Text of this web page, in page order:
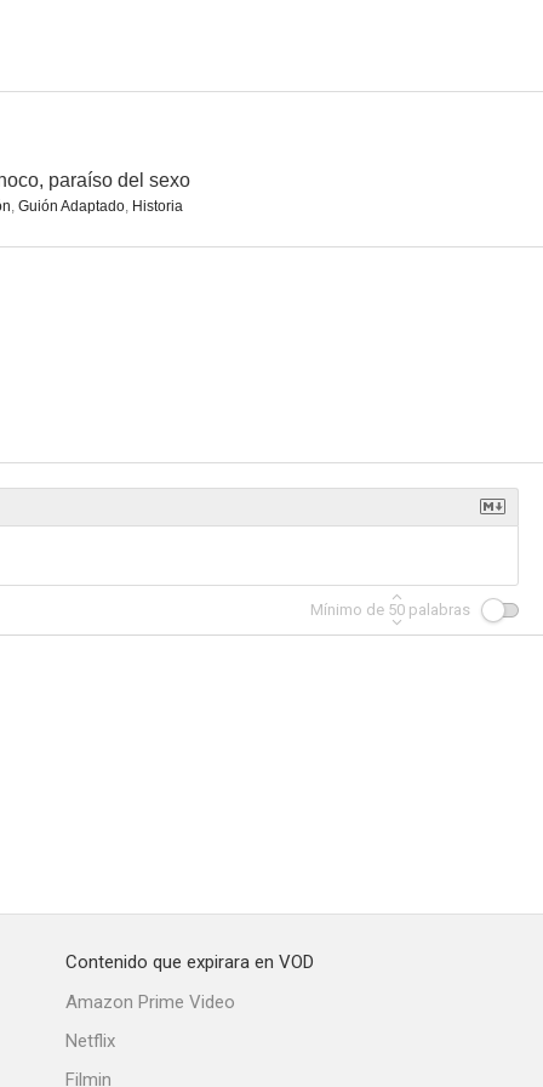
paraíso del sexo
, Guión Adaptado, Historia
Mínimo de 50 palabras
Contenido que expirara en VOD
Amazon Prime Video
Netflix
Filmin